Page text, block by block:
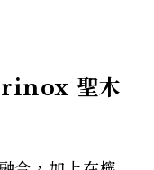
聖木